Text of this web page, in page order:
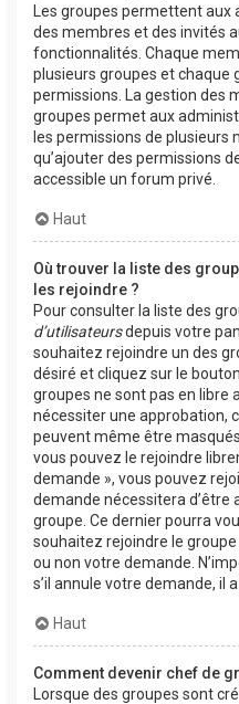
Les groupes permettent aux
des membres et des invités
fonctionnalités. Chaque
plusieurs groupes et chaque
permissions. La gestion des
groupes permet aux
les permissions de plusieurs
qu’ajouter des permissions
accessible un forum privé.
Haut
Où trouver la liste des
les rejoindre ?
Pour consulter la liste des
d’utilisateursdepuis votre
souhaitez rejoindre un des
désiré et cliquez sur le
groupes ne sont pas en libre
nécessiter une approbation,
peuvent même être
vous pouvez le rejoindre
demande », vous pouvez
demande nécessitera d’être
groupe. Ce dernier pourra
souhaitez rejoindre le
ou non votre demande.
s’il annule votre demande, il
Haut
Comment devenir chef de
Lorsque des groupes sont